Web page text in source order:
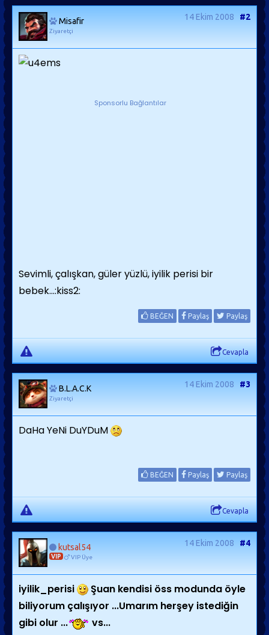
Misafir
Ziyaretçi
14 Ekim 2008 #2
Sponsorlu Bağlantılar
Sevimli, çalışkan, güler yüzlü, iyilik perisi bir
bebek...:kiss2:
BEĞEN Paylaş Paylaş
Cevapla
B.L.A.C.K
Ziyaretçi
14 Ekim 2008 #3
DaHa YeNi DuYDuM
BEĞEN Paylaş Paylaş
Cevapla
kutsal54
VIP VIP Üye
14 Ekim 2008 #4
iyilik_perisi
Şuan kendisi öss modunda öyle
biliyorum çalışıyor ...Umarım herşey istediğin
gibi olur ...
vs...